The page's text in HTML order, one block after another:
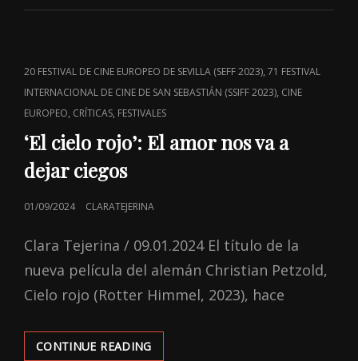
INSTRUMENTO
CAT
LINKS
20 FESTIVAL DE CINE EUROPEO DE SEVILLA (SEFF 2023),71 FESTIVAL
INTERNACIONAL DE CINE DE SAN SEBASTIÁN (SSIFF 2023), CINE
EUROPEO, CRÍTICAS, FESTIVALES
‘El cielo rojo’: El amor nos va a
dejar ciegos
POSTED
01/09/2024 CLARATEJERINA
Clara Tejerina / 09.01.2024 El título de la
nueva película del alemán Christian Petzold,
Cielo rojo (Rotter Himmel, 2023), hace
CONTINUE READING‘EL